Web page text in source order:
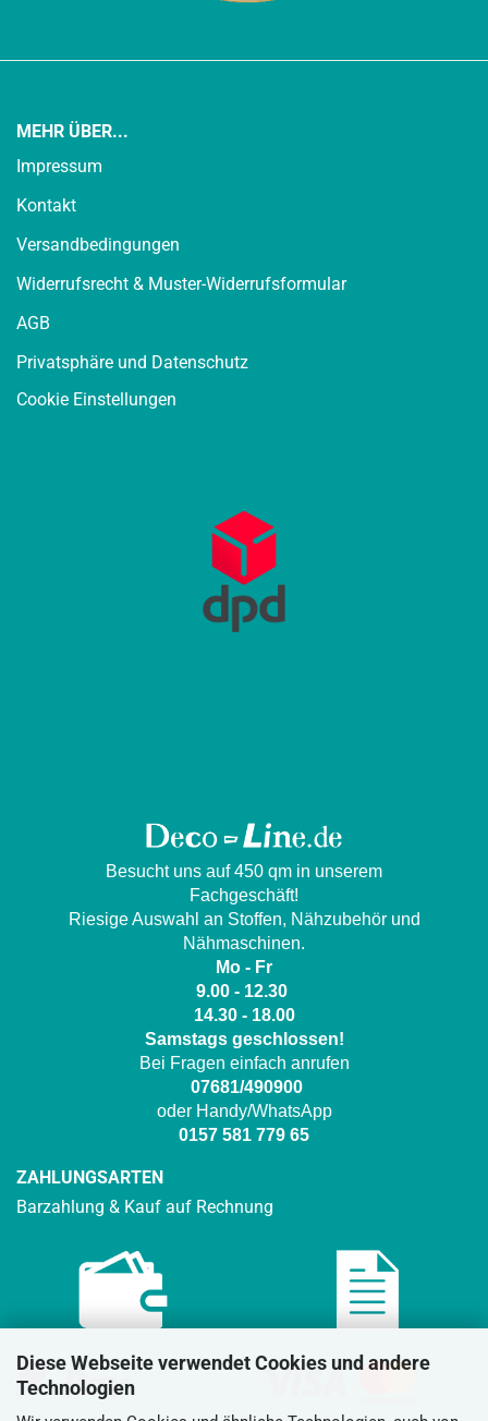
Diese Webseite verwendet Cookies und andere
Technologien
MEHR ÜBER...
Impressum
Kontakt
Versandbedingungen
Widerrufsrecht & Muster-Widerrufsformular
AGB
Privatsphäre und Datenschutz
Cookie Einstellungen
Besucht uns auf 450 qm in unserem
Fachgeschäft!
Riesige Auswahl an Stoffen, Nähzubehör und
Nähmaschinen.
Mo - Fr
9.00 - 12.30
14.30 - 18.00
Samstags geschlossen!
Bei Fragen einfach anrufen
07681/490900
oder Handy/WhatsApp
0157 581 779 65
ZAHLUNGSARTEN
Barzahlung & Kauf auf Rechnung